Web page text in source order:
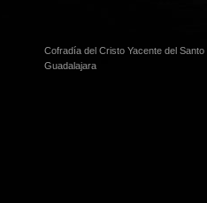
Cofradía del Cristo Yacente del
Guadalajara